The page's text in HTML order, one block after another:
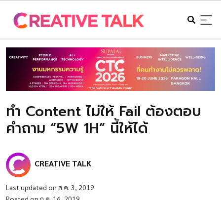
ทำ Content ไม่ให้ Fail ต้องตอบ
คำถาม “5W 1H” นี้ให้ได้
CREATIVE TALK
Last updated on ส.ค. 3, 2019